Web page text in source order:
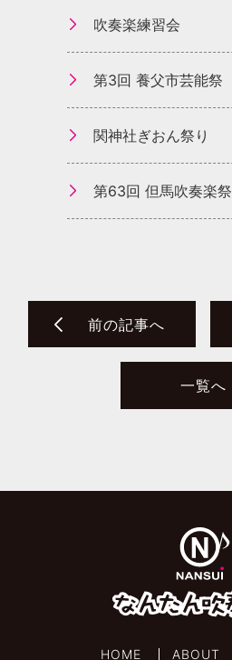
吹奏楽練習会
第3回 養父市芸能祭
関神社ぎおん祭り
第63回 但馬吹奏楽祭
前の記事へ
一覧へ
HOME ABOUT